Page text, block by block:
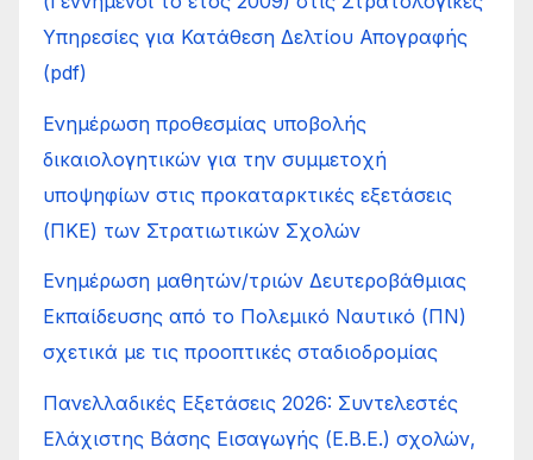
Υπηρεσίες για Κατάθεση Δελτίου Απογραφής
(pdf)
Ενημέρωση προθεσμίας υποβολής
δικαιολογητικών για την συμμετοχή
υποψηφίων στις προκαταρκτικές εξετάσεις
(ΠΚΕ) των Στρατιωτικών Σχολών
Ενημέρωση μαθητών/τριών Δευτεροβάθμιας
Εκπαίδευσης από το Πολεμικό Ναυτικό (ΠΝ)
σχετικά με τις προοπτικές σταδιοδρομίας
Πανελλαδικές Εξετάσεις 2026: Συντελεστές
Ελάχιστης Βάσης Εισαγωγής (Ε.Β.Ε.) σχολών,